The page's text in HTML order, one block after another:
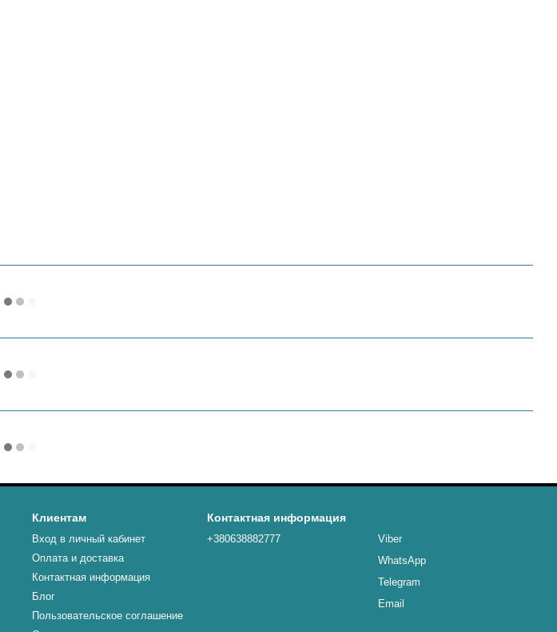
Клиентам
Вход в личный кабинет
Оплата и доставка
Контактная информация
Блог
Пользовательское соглашение
Контактная информация
+380638882777
Viber
WhatsApp
Telegram
Email